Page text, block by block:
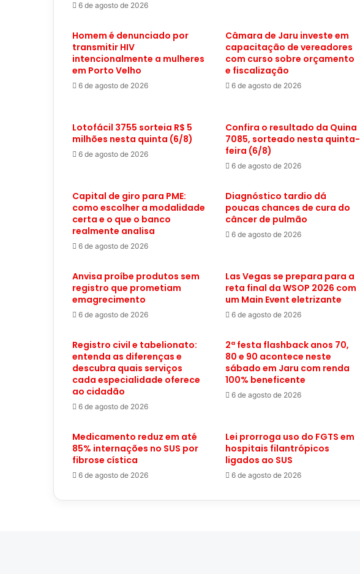
6 de agosto de 2026
Homem é denunciado por
transmitir HIV
intencionalmente a mulheres
em Porto Velho
6 de agosto de 2026
Câmara de Jaru investe em
capacitação de vereadores
com curso sobre orçamento
e fiscalização
6 de agosto de 2026
Lotofácil 3755 sorteia R$ 5
milhões nesta quinta (6/8)
6 de agosto de 2026
Confira o resultado da Quina
7085, sorteado nesta quinta-
feira (6/8)
6 de agosto de 2026
Capital de giro para PME:
como escolher a modalidade
certa e o que o banco
realmente analisa
6 de agosto de 2026
Diagnóstico tardio dá
poucas chances de cura do
câncer de pulmão
6 de agosto de 2026
Anvisa proíbe produtos sem
registro que prometiam
emagrecimento
6 de agosto de 2026
Las Vegas se prepara para a
reta final da WSOP 2026 com
um Main Event eletrizante
6 de agosto de 2026
Registro civil e tabelionato:
entenda as diferenças e
descubra quais serviços
cada especialidade oferece
ao cidadão
6 de agosto de 2026
2ª festa flashback anos 70,
80 e 90 acontece neste
sábado em Jaru com renda
100% beneficente
6 de agosto de 2026
Medicamento reduz em até
85% internações no SUS por
fibrose cística
6 de agosto de 2026
Lei prorroga uso do FGTS em
hospitais filantrópicos
ligados ao SUS
6 de agosto de 2026